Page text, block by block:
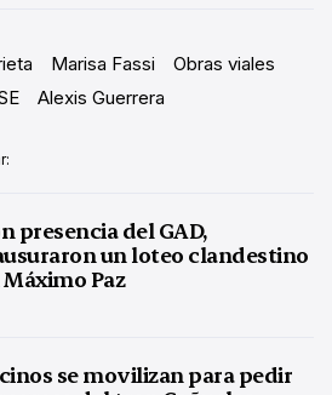
Marisa Fassi
Obras viales
Alexis Guerrera
presencia del GAD,
un loteo clandestino
Paz
se movilizan para pedir